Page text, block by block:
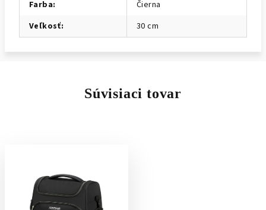
Farba:
Čierna
Veľkosť: 30 cm
Súvisiaci tovar